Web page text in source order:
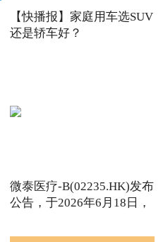
【快播报】家庭用车选SUV
还是轿车好？
微泰医疗-B(02235.HK)发布
公告，于2026年6月18日，